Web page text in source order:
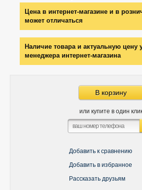
Цена в интернет-магазине и в
может отличаться
Наличие товара и актуальную цену
менеджера интернет-магазина
В корзину
или купите в один
Добавить к сравнению
Добавить в избранное
Рассказать друзьям